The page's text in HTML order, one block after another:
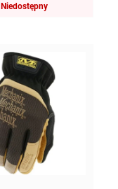
Niedostępny